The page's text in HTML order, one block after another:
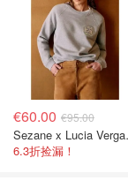
€60.00 €95.00
6.3折捡漏！